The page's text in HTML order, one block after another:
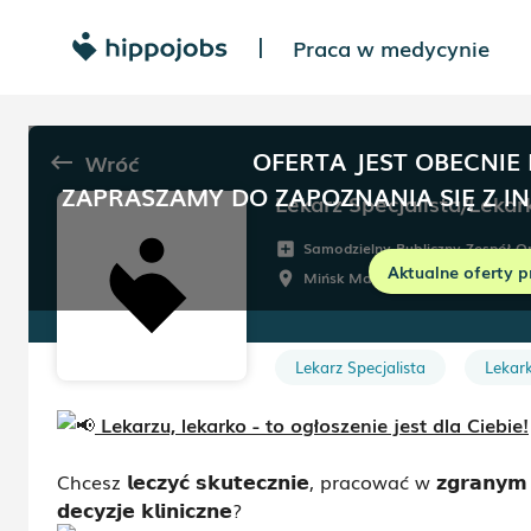
| Praca w medycynie
OFERTA JEST
ZAPRASZAMY DO ZAPOZNANIA SIĘ Z
Aktualne oferty
keyboard_backspace Wróć
add_box Samodzielny Publiczny Zespół
room
Mińsk Mazowiecki schedule Do
Lekarz Specjalista
Lekarzu, lekarko - to ogłoszenie jest dla Ciebie!
Chcesz 𝗹𝗲𝗰𝘇𝘆𝗰́ 𝘀𝗸𝘂𝘁𝗲𝗰𝘇𝗻𝗶𝗲, pracować w 𝘇𝗴𝗿𝗮𝗻𝘆𝗺
𝗱𝗲𝗰𝘆𝘇𝗷𝗲 𝗸𝗹𝗶𝗻𝗶𝗰𝘇𝗻𝗲?